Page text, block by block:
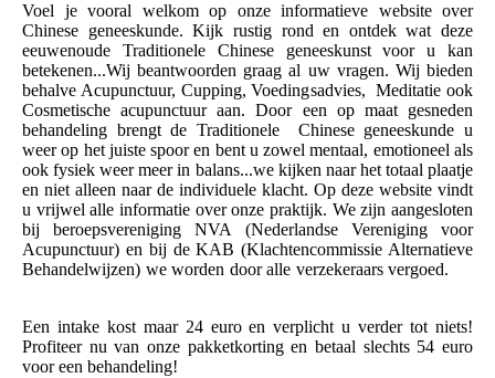
Voel je vooral welkom op onze informatieve website over
Chinese geneeskunde. Kijk rustig rond en ontdek wat deze
eeuwenoude Traditionele Chinese geneeskunst voor u kan
betekenen...Wij beantwoorden graag al uw vragen. Wij bieden
behalve Acupunctuur, Cupping, Voedingsadvies, Meditatie ook
Cosmetische acupunctuur aan. Door een op maat gesneden
behandeling brengt de Traditionele Chinese geneeskunde u
weer op het juiste spoor en bent u zowel mentaal, emotioneel als
ook fysiek weer meer in balans...we kijken naar het totaal plaatje
en niet alleen naar de individuele klacht. Op deze website vindt
u vrijwel alle informatie over onze praktijk. We zijn aangesloten
bij beroepsvereniging NVA (Nederlandse Vereniging voor
Acupunctuur) en bij de KAB (Klachtencommissie Alternatieve
Behandelwijzen) we worden door alle verzekeraars vergoed.
Een intake kost maar 24 euro en verplicht u verder tot niets!
Profiteer nu van onze pakketkorting en betaal slechts 54 euro
voor een behandeling!